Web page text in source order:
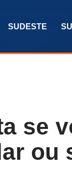
SUDESTE
se
ou